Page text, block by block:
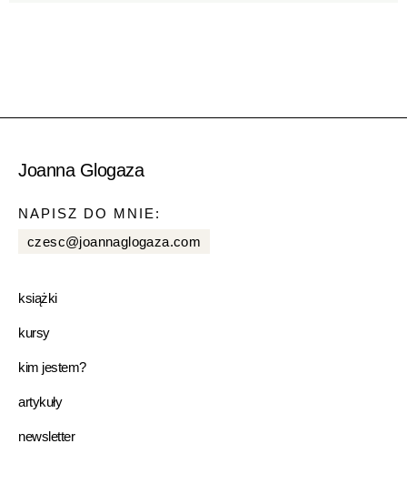
Joanna Glogaza
NAPISZ DO MNIE:
czesc@joannaglogaza.com
książki
kursy
kim jestem?
artykuły
newsletter